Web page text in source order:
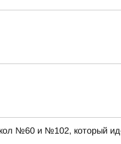
№60 и №102, который